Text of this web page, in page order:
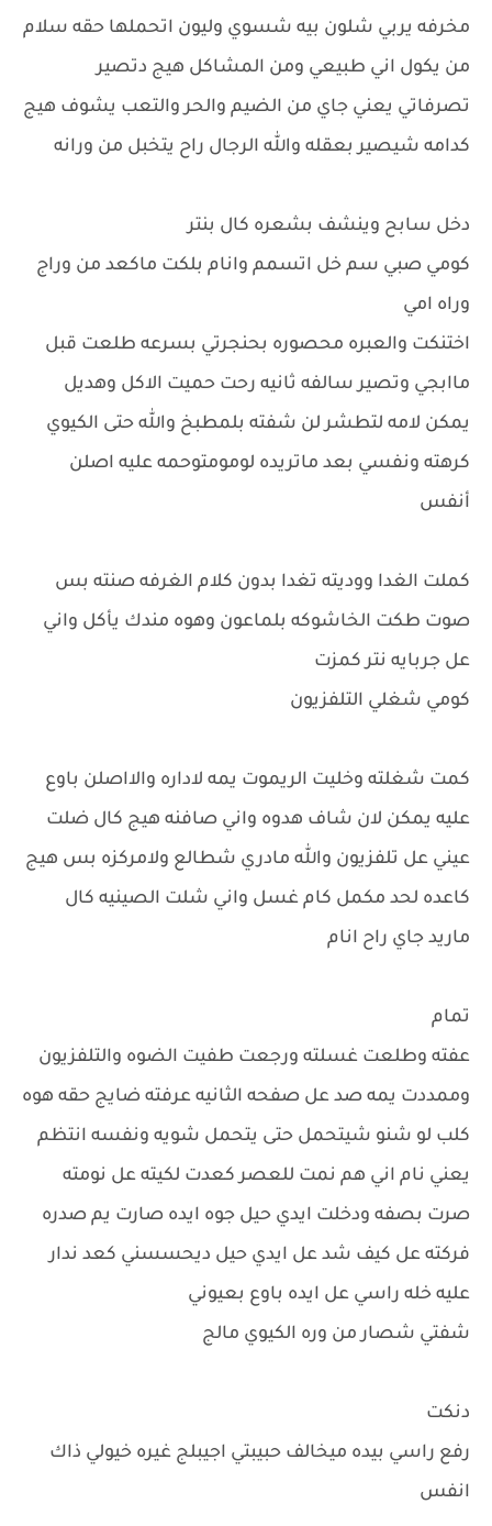
مخرفه يربي شلون بيه شسوي وليون اتحملها حقه سلام
من يكول اني طبيعي ومن المشاكل هيج دتصير
تصرفاتي يعني جاي من الضيم والحر والتعب يشوف هيج
كدامه شيصير بعقله والله الرجال راح يتخبل من ورانه
دخل سابح وينشف بشعره كال بنتر
كومي صبي سم خل اتسمم وانام بلكت ماكعد من وراج
وراه امي
اختنكت والعبره محصوره بحنجرتي بسرعه طلعت قبل
ماابجي وتصير سالفه ثانيه رحت حميت الاكل وهديل
يمكن لامه لتطشر لن شفته بلمطبخ والله حتى الكيوي
كرهته ونفسي بعد ماتريده لومومتوحمه عليه اصلن
أنفس
كملت الغدا ووديته تغدا بدون كلام الغرفه صنته بس
صوت طكت الخاشوكه بلماعون وهوه مندك يأكل واني
عل جربايه نتر كمزت
كومي شغلي التلفزيون
كمت شغلته وخليت الريموت يمه لاداره والااصلن باوع
عليه يمكن لان شاف هدوه واني صافنه هيج كال ضلت
عيني عل تلفزيون والله مادري شطالع ولامركزه بس هيج
كاعده لحد مكمل كام غسل واني شلت الصينيه كال
ماريد جاي راح انام
تمام
عفته وطلعت غسلته ورجعت طفيت الضوه والتلفزيون
وممددت يمه صد عل صفحه الثانيه عرفته ضايج حقه هوه
كلب لو شنو شيتحمل حتى يتحمل شويه ونفسه انتظم
يعني نام اني هم نمت للعصر كعدت لكيته عل نومته
صرت بصفه ودخلت ايدي حيل جوه ايده صارت يم صدره
فركته عل كيف شد عل ايدي حيل ديحسسني كعد ندار
عليه خله راسي عل ايده باوع بعيوني
شفتي شصار من وره الكيوي مالج
دنكت
رفع راسي بيده ميخالف حبيبتي اجيبلج غيره خيولي ذاك
انفس